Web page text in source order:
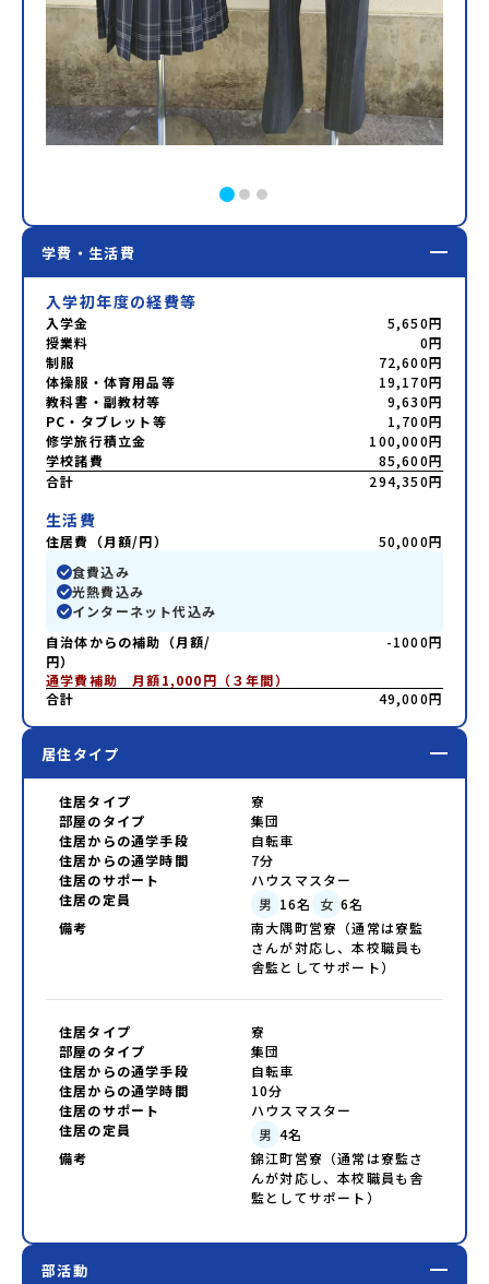
学費・生活費
入学初年度の経費等
入学金
5,650円
授業料
0円
制服
72,600円
体操服・体育用品等
19,170円
教科書・副教材等
9,630円
PC・タブレット等
1,700円
修学旅行積立金
100,000円
学校諸費
85,600円
合計
294,350円
生活費
住居費（月額/円）
50,000円
食費込み
光熱費込み
インターネット代込み
自治体からの補助（月額/
円）
-1000円
通学費補助　月額1,000円（３年間）
合計
49,000円
居住タイプ
住居タイプ
寮
部屋のタイプ
集団
住居からの通学手段
自転車
住居からの通学時間
7分
住居のサポート
ハウスマスター
住居の定員
男 16名 女 6名
備考
南大隅町営寮（通常は寮監
さんが対応し、本校職員も
舎監としてサポート）
住居タイプ
寮
部屋のタイプ
集団
住居からの通学手段
自転車
住居からの通学時間
10分
住居のサポート
ハウスマスター
住居の定員
男 4名
備考
錦江町営寮（通常は寮監さ
んが対応し、本校職員も舎
監としてサポート）
部活動